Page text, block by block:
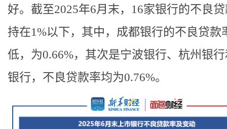
好。截至2025年6月末，16家银行的不良
持在1%以下，其中，成都银行的不良贷款
低，为0.66%，其次是宁波银行、杭州银
银行，不良贷款率均为0.76%。